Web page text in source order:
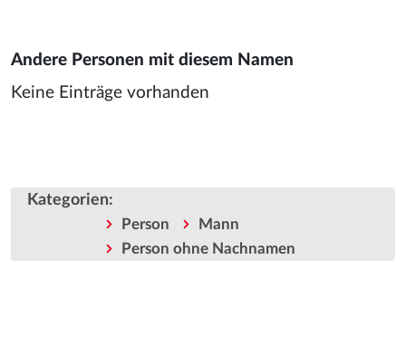
Andere Personen mit diesem Namen
Keine Einträge vorhanden
Kategorien:
Person
Mann
Person ohne Nachnamen